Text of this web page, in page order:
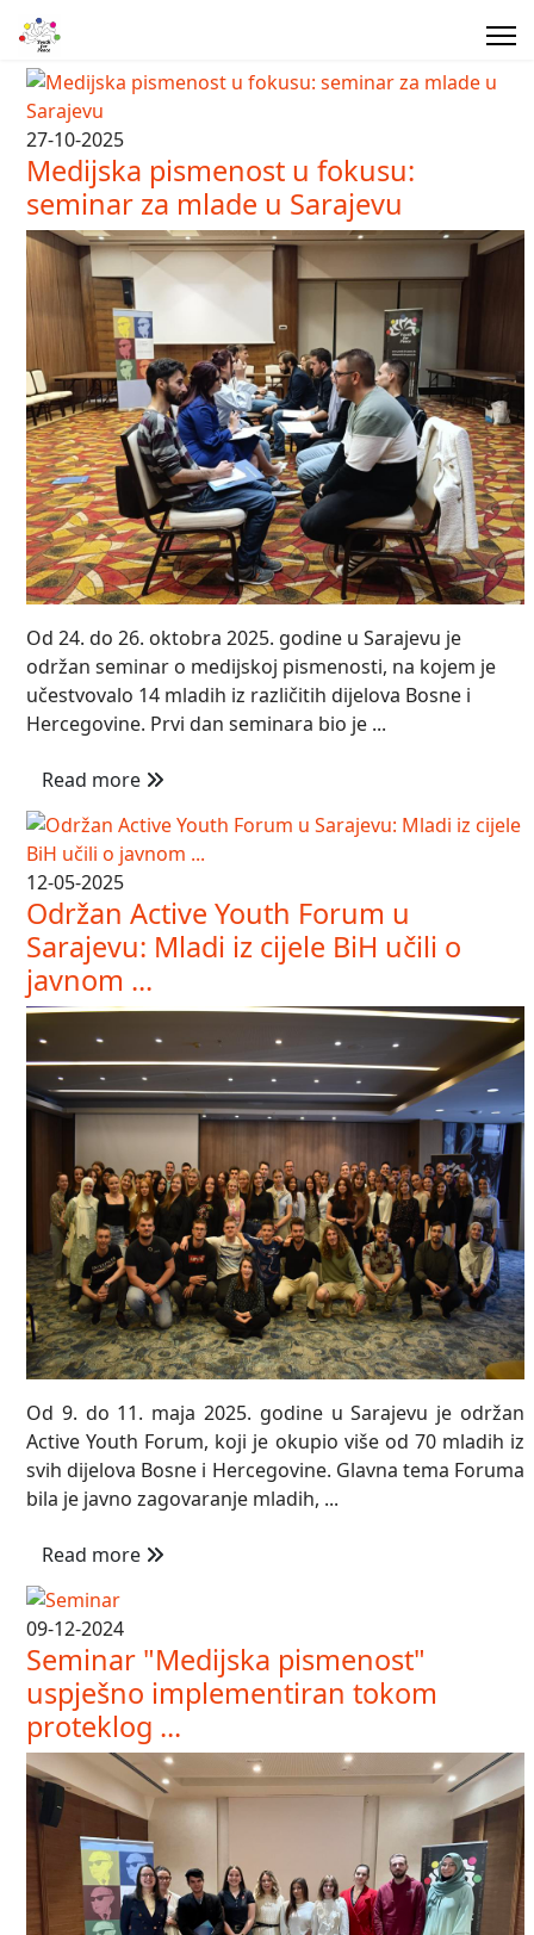
27-10-2025
Medijska pismenost u fokusu:
seminar za mlade u Sarajevu
Od 24. do 26. oktobra 2025. godine u Sarajevu je
održan seminar o medijskoj pismenosti, na kojem je
učestvovalo 14 mladih iz različitih dijelova Bosne i
Hercegovine. Prvi dan seminara bio je ...
Read more
12-05-2025
Održan Active Youth Forum u
Sarajevu: Mladi iz cijele BiH učili o
javnom ...
Od 9. do 11. maja 2025. godine u Sarajevu je održan
Active Youth Forum, koji je okupio više od 70 mladih iz
svih dijelova Bosne i Hercegovine. Glavna tema Foruma
bila je javno zagovaranje mladih, ...
Read more
09-12-2024
Seminar "Medijska pismenost"
uspješno implementiran tokom
proteklog ...